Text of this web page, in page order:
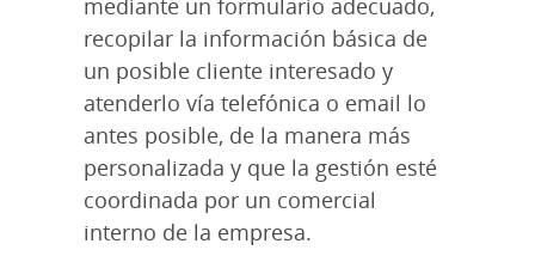
mediante un formulario adecuado,
recopilar la información básica de
un posible cliente interesado y
atenderlo vía telefónica o email lo
antes posible, de la manera más
personalizada y que la gestión esté
coordinada por un comercial
interno de la empresa.